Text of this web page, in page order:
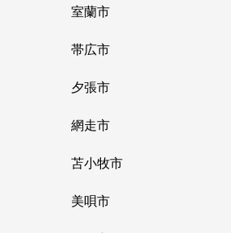
室蘭市
帯広市
夕張市
網走市
苫小牧市
美唄市